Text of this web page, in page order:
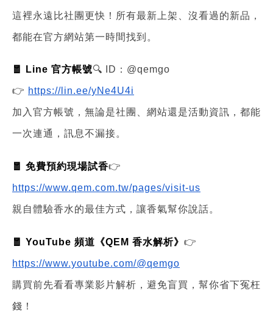
這裡永遠比社團更快！所有最新上架、沒看過的新品，
都能在官方網站第一時間找到。
🧧 Line 官方帳號🔍 ID：@qemgo
👉 https://lin.ee/yNe4U4i
加入官方帳號，無論是社團、網站還是活動資訊，都能
一次連通，訊息不漏接。
🧧 免費預約現場試香👉
https://www.qem.com.tw/pages/visit-us
親自體驗香水的最佳方式，讓香氣幫你說話。
🧧 YouTube 頻道《QEM 香水解析》 👉
https://www.youtube.com/@qemgo
購買前先看看專業影片解析，避免盲買，幫你省下冤枉
錢！